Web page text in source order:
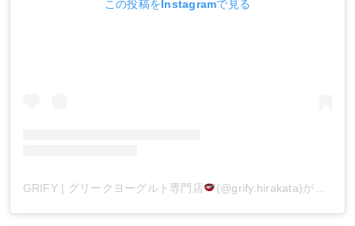
この投稿をInstagramで見る
GRIFY | グリークヨーグルト専門店 (@grify.hirakata)がシェアした投稿